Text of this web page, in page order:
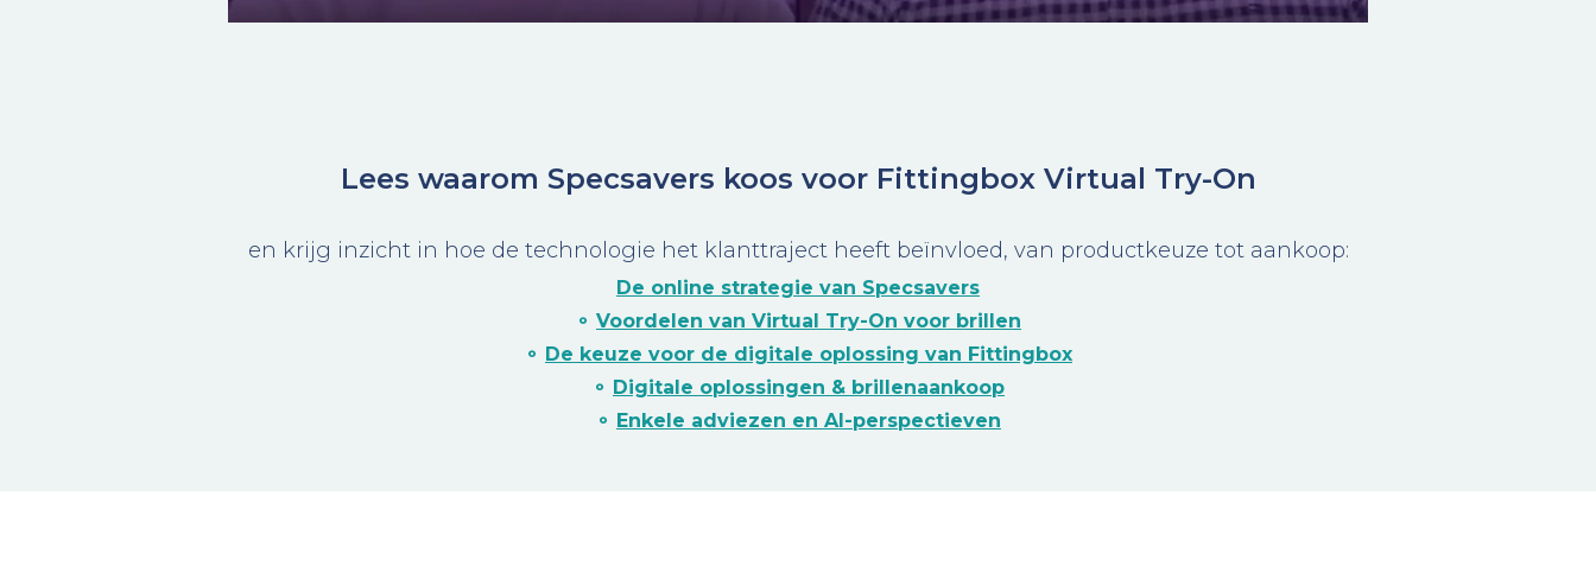
Lees waarom Specsavers koos voor Fittingbox Virtual Try-On
en krijg inzicht in hoe de technologie het klanttraject heeft beïnvloed, van productkeuze tot aankoop:
De online strategie van Specsavers
⚬ Voordelen van Virtual Try-On voor brillen
⚬ De keuze voor de digitale oplossing van Fittingbox
⚬ Digitale oplossingen & brillenaankoop
⚬ Enkele adviezen en AI-perspectieven